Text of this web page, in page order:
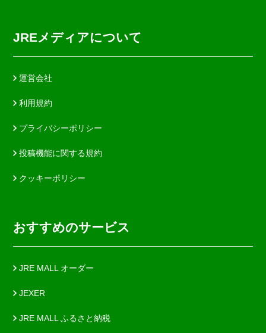
JREメディアについて
運営会社
利用規約
プライバシーポリシー
投稿機能に関する規約
クッキーポリシー
おすすめのサービス
JRE MALL オーダー
JEXER
JRE MALL ふるさと納税